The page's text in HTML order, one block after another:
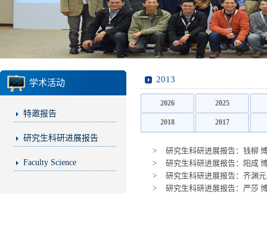
学术活动
特邀报告
研究生科研进展报告
Faculty Science
2013
2026 2025
2018 2017
>
研究生科研进展报告：钱柳
>
研究生科研进展报告：阳成
>
研究生科研进展报告：齐渊
>
研究生科研进展报告：严莎